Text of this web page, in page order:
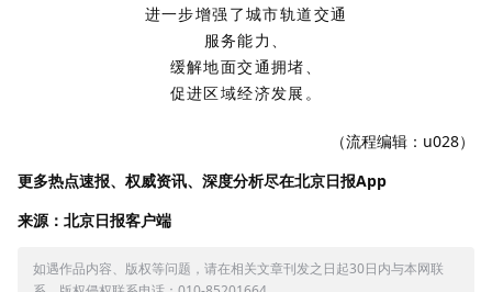
进一步增强了城市轨道交通
服务能力、
缓解地面交通拥堵、
促进区域经济发展。
（流程编辑：u028）
更多热点速报、权威资讯、深度分析尽在北京日报App
来源：北京日报客户端
如遇作品内容、版权等问题，请在相关文章刊发之日起30日内与本网联